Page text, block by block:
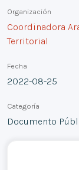
Organización
Coordinadora
Territorial
Fecha
2022-08-25
Categoría
Documento